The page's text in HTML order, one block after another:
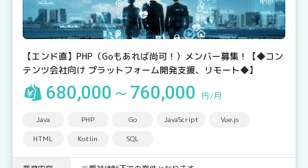
【エンド直】PHP（Goもあれば尚可！）メンバー募集！【◆コン
テンツ会社向け プラットフォーム開発支援、リモート◆】
680,000～760,000 円/月
Java PHP Go JavaScript
Vue.js
HTML
Kotlin SQL